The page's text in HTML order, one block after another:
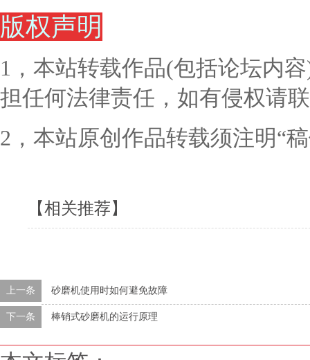
版权声明
1，本站转载作品(包括论坛内
担任何法律责任，如有侵权请
2，本站原创作品转载须注明“
【相关推荐】
上一条 砂磨机使用时如何避免故障
下一条 棒销式砂磨机的运行原理